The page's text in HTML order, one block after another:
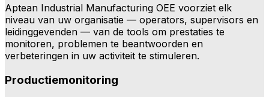
Aptean Industrial Manufacturing OEE voorziet elk
niveau van uw organisatie — operators, supervisors en
leidinggevenden — van de tools om prestaties te
monitoren, problemen te beantwoorden en
verbeteringen in uw activiteit te stimuleren.
Productiemonitoring